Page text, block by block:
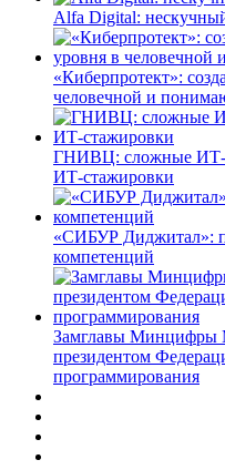
Alfa Digital:
«Киберпротект»:
человечной и
ГНИВЦ: сложные
ИТ‑стажировки
«СИБУР Диджитал»:
компетенций
Замглавы Минцифры
президентом
программирования